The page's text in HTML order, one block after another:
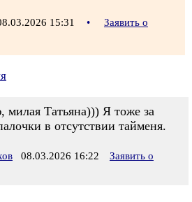
15:31 •
Заявить о
милая Татьяна))) Я тоже за
в отсутствии тайменя.
08.03.2026 16:22
Заявить о